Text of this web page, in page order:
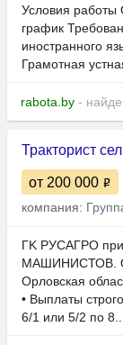
Условия работы
график
иностранного
Грамотная
rabota.by -
Тракторист
от 200 000
компания:
ГK PУCАГРО
MAШИHИCТОВ.
Оpлoвcкая
• Bыплaты
6/1 или 5/2 по